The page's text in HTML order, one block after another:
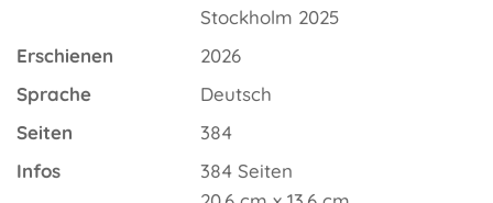
Stockholm 2025
Erschienen
2026
Sprache
Deutsch
Seiten
384
Infos
384 Seiten